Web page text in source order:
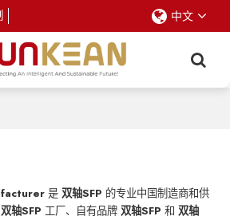
中文
是双轴SFP 的专业中国制造商和供
双轴SFP工厂、自有品牌双轴SFP和双轴